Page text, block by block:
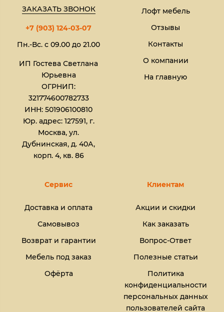
ЗАКАЗАТЬ ЗВОНОК
+7 (903) 124-03-07
Пн.-Вс. с 09.00 до 21.00
ИП Гостева Светлана
Юрьевна​
ОГРНИП:
321774600782733
ИНН: 501906100810
Юр. адрес: 127591, г.
Москва, ул.
Дубнинская, д. 40А,
корп. 4, кв. 86
Лофт мебель
Отзывы
Контакты
О компании
На главную
Сервис
Доставка и оплата
Самовывоз
Возврат и гарантии
Мебель под заказ
Офёрта
Клиентам
Акции и скидки
Как заказать
Вопрос-Ответ
Полезные статьи
Политика
конфиденциальности
персональных данных
пользователей сайта